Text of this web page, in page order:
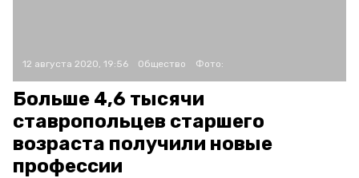
12 августа 2020, 19:56 Общество Фото:
Больше 4,6 тысячи
ставропольцев старшего
возраста получили новые
профессии